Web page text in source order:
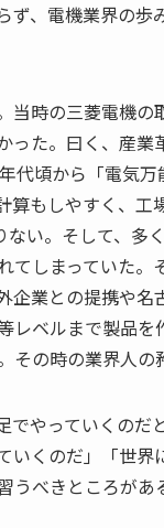
ず、電機業界の
時の三菱電機
った。曰く、産
代頃から「電気
もしやすく、
い。そして、多
しまっていた
企業との提携や
ベルまで製品
の時の業界人の
やっていくの
いくのだ」「世
うべきところが